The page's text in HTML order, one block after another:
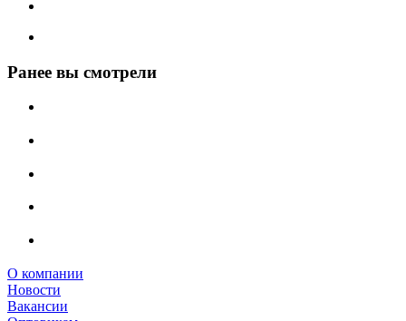
Ранее вы смотрели
О компании
Новости
Вакансии